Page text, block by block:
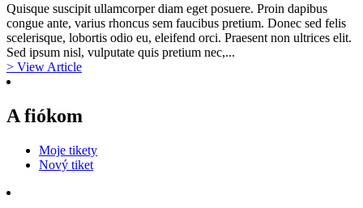
Quisque suscipit ullamcorper diam eget posuere. Proin dapibus
congue ante, varius rhoncus sem faucibus pretium. Donec sed felis
scelerisque, lobortis odio eu, eleifend orci. Praesent non ultrices elit.
Sed ipsum nisl, vulputate quis pretium nec,...
> View Article
A fiókom
Moje tikety
Nový tiket